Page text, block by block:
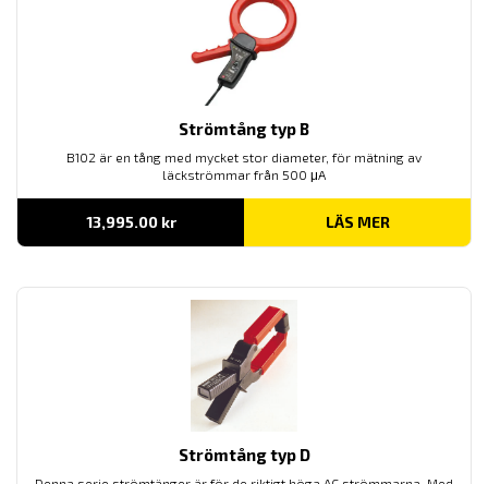
Strömtång typ B
B102 är en tång med mycket stor diameter, för mätning av
läckströmmar från 500 μA
13,995.00 kr LÄS MER
Strömtång typ D